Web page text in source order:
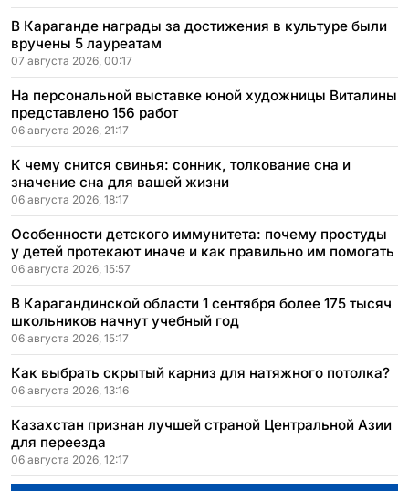
В Караганде награды за достижения в культуре были
вручены 5 лауреатам
07 августа 2026, 00:17
На персональной выставке юной художницы Виталины
представлено 156 работ
06 августа 2026, 21:17
К чему снится свинья: сонник, толкование сна и
значение сна для вашей жизни
06 августа 2026, 18:17
Особенности детского иммунитета: почему простуды
у детей протекают иначе и как правильно им помогать
06 августа 2026, 15:57
В Карагандинской области 1 сентября более 175 тысяч
школьников начнут учебный год
06 августа 2026, 15:17
Как выбрать скрытый карниз для натяжного потолка?
06 августа 2026, 13:16
Казахстан признан лучшей страной Центральной Азии
для переезда
06 августа 2026, 12:17